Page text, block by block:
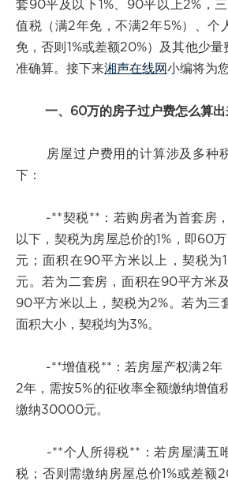
套90平及以下1%、90平以上2%，
值税（满2年免，不满2年5%）、个
免，否则1%或差额20%）及其他少
准确算。接下来湘声在线网小编将为
一、60万的房子过户费怎么算出
房屋过户费用的计算涉及多种税
下：
-**契税**：若购房者为首套房，
以下，契税为房屋总价的1%，即60
元；面积在90平方米以上，契税为
元。若为二套房，面积在90平方米
90平方米以上，契税为2%。若为三
面积大小，契税均为3%。
-**增值税**：若房屋产权满2年
2年，需按5%的征收率全额缴纳增值
缴纳30000元。
-**个人所得税**：若房屋满五唯
税；否则需缴纳房屋总价1%或差额